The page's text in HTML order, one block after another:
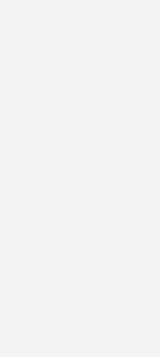
sagt Florian
von
interessierten
zu
unsere Rolle als
und
Gerade
bieten auch im
effizient,
Electric-